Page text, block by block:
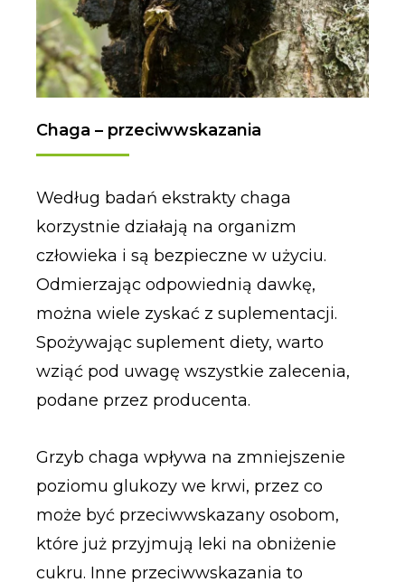
Chaga – przeciwwskazania
Według badań ekstrakty chaga
korzystnie działają na organizm
człowieka i są bezpieczne w użyciu.
Odmierzając odpowiednią dawkę,
można wiele zyskać z suplementacji.
Spożywając suplement diety, warto
wziąć pod uwagę wszystkie zalecenia,
podane przez producenta.
Grzyb chaga wpływa na zmniejszenie
poziomu glukozy we krwi, przez co
może być przeciwwskazany osobom,
które już przyjmują leki na obniżenie
cukru. Inne przeciwwskazania to